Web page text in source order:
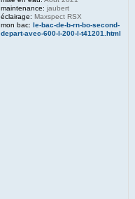
maintenance: jaubert
éclairage: Maxspect RSX
mon bac: le-bac-de-b-rn-bo-second-
depart-avec-600-l-200-l-t41201.html